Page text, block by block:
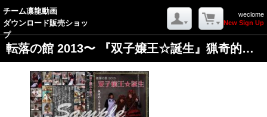
チーム凛龍動画
ダウンロード販売ショッ
プ
weclome
New Sign Up
転落の館 2013〜 『双子嬢王☆誕生』猟奇的な美令嬢達の哀れな生贄男後編
-->
戻る
ログイン
MYページ